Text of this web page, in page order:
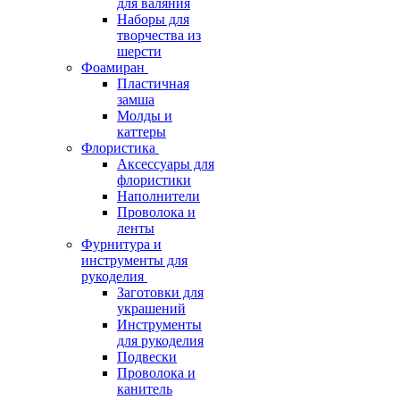
для валяния
Наборы для
творчества из
шерсти
Фоамиран
Пластичная
замша
Молды и
каттеры
Флористика
Аксессуары для
флористики
Наполнители
Проволока и
ленты
Фурнитура и
инструменты для
рукоделия
Заготовки для
украшений
Инструменты
для рукоделия
Подвески
Проволока и
канитель